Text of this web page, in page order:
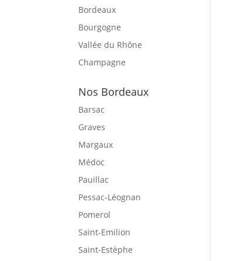
Bordeaux
Bourgogne
Vallée du Rhône
Champagne
Nos Bordeaux
Barsac
Graves
Margaux
Médoc
Pauillac
Pessac-Léognan
Pomerol
Saint-Emilion
Saint-Estèphe